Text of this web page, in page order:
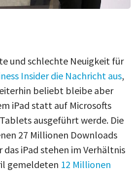
und schlechte Neuigkeit für
Insider die Nachricht aus,
beliebt bleibe aber
iPad statt auf Microsofts
ausgeführt werde. Die
27 Millionen Downloads
das iPad stehen im Verhältnis
gemeldeten 12 Millionen